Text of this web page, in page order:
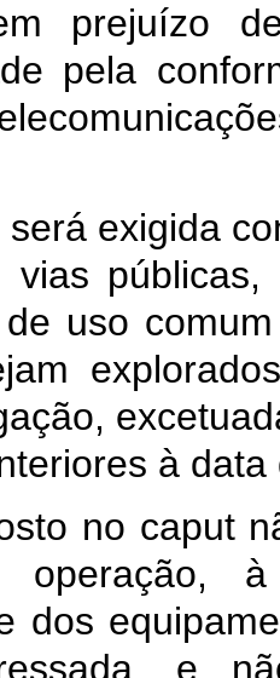
prejuízo
pela
exigida
vias
uso
à
no caput
operação,
dos
e